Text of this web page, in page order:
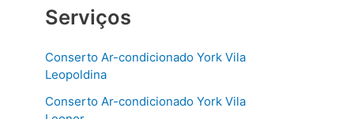
Serviços
Conserto Ar-condicionado York Vila
Leopoldina
Conserto Ar-condicionado York Vila